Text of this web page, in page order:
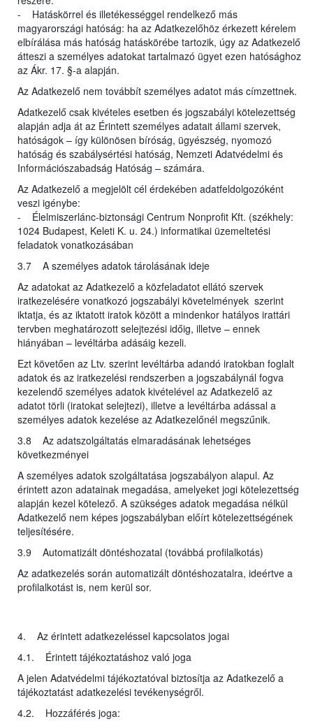
- Hatáskörrel és illetékességgel rendelkező más
magyarországi hatóság: ha az Adatkezelőhöz érkezett kérelem
elbírálása más hatóság hatáskörébe tartozik, úgy az Adatkezelő
átteszi a személyes adatokat tartalmazó ügyet ezen hatósághoz
az Ákr. 17. §-a alapján.
Az Adatkezelő nem továbbít személyes adatot más címzettnek.
Adatkezelő csak kivételes esetben és jogszabályi kötelezettség
alapján adja át az Érintett személyes adatait állami szervek,
hatóságok – így különösen bíróság, ügyészség, nyomozó
hatóság és szabálysértési hatóság, Nemzeti Adatvédelmi és
Információszabadság Hatóság – számára.
Az Adatkezelő a megjelölt cél érdekében adatfeldolgozóként
veszi igénybe:
- Élelmiszerlánc-biztonsági Centrum Nonprofit Kft. (székhely:
1024 Budapest, Keleti K. u. 24.) informatikai üzemeltetési
feladatok vonatkozásában
3.7 A személyes adatok tárolásának ideje
Az adatokat az Adatkezelő a közfeladatot ellátó szervek
iratkezelésére vonatkozó jogszabályi követelmények szerint
iktatja, és az iktatott iratok között a mindenkor hatályos irattári
tervben meghatározott selejtezési időig, illetve – ennek
hiányában – levéltárba adásáig kezeli.
Ezt követően az Ltv. szerint levéltárba adandó iratokban foglalt
adatok és az iratkezelési rendszerben a jogszabálynál fogva
kezelendő személyes adatok kivételével az Adatkezelő az
adatot törli (iratokat selejtezi), illetve a levéltárba adással a
személyes adatok kezelése az Adatkezelőnél megszűnik.
3.8 Az adatszolgáltatás elmaradásának lehetséges
következményei
A személyes adatok szolgáltatása jogszabályon alapul. Az
érintett azon adatainak megadása, amelyeket jogi kötelezettség
alapján kezel kötelező. A szükséges adatok megadása nélkül
Adatkezelő nem képes jogszabályban előírt kötelezettségének
teljesítésére.
3.9 Automatizált döntéshozatal (továbbá profilalkotás)
Az adatkezelés során automatizált döntéshozatalra, ideértve a
profilalkotást is, nem kerül sor.
4. Az érintett adatkezeléssel kapcsolatos jogai
4.1. Érintett tájékoztatáshoz való joga
A jelen Adatvédelmi tájékoztatóval biztosítja az Adatkezelő a
tájékoztatást adatkezelési tevékenységről.
4.2. Hozzáférés joga: